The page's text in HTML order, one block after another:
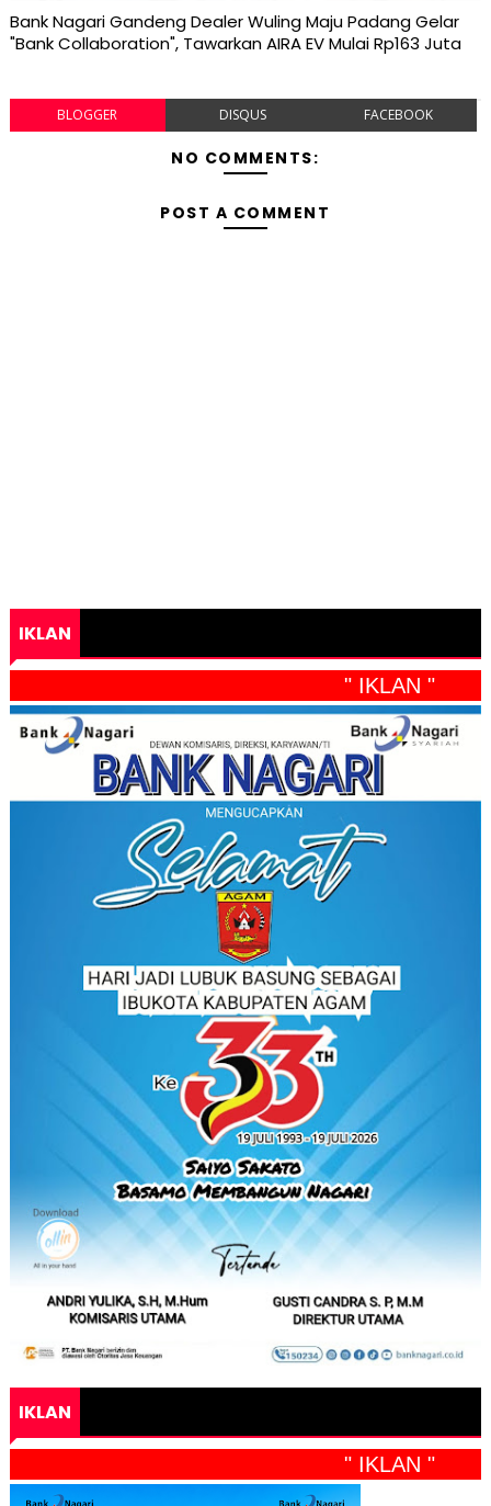
Bank Nagari Gandeng Dealer Wuling Maju Padang Gelar
"Bank Collaboration", Tawarkan AIRA EV Mulai Rp163 Juta
BLOGGER DISQUS FACEBOOK
NO COMMENTS:
POST A COMMENT
IKLAN
" IKLAN "
IKLAN
" IKLAN "